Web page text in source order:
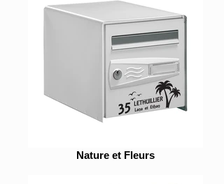
Nature et Fleurs